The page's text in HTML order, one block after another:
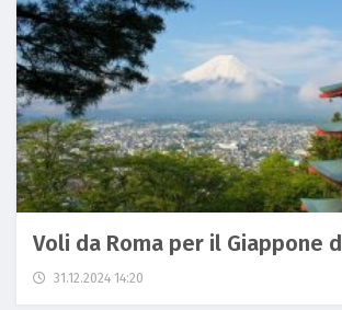
Voli da Roma per il Giappone
31.12.2024 14:20